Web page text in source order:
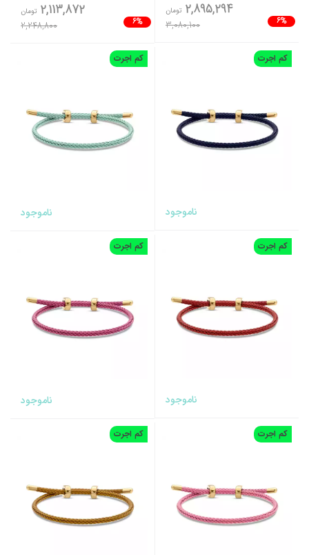
6%
2,895,294 تومان
3,080,100
6%
2,113,872 تومان
2,248,800
کم اجرت
ناموجود
کم اجرت
ناموجود
کم اجرت
ناموجود
کم اجرت
ناموجود
کم اجرت کم اجرت